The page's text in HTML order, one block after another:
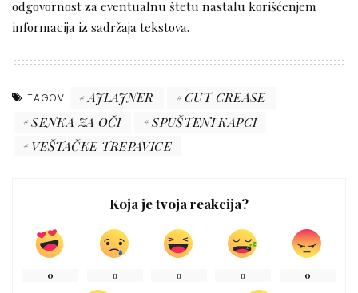
odgovornost za eventualnu štetu nastalu korišćenjem
informacija iz sadržaja tekstova.
TAGOVI AJLAJNER
CUT CREASE
SENKA ZA OČI
SPUŠTENI KAPCI
VEŠTAČKE TREPAVICE
Koja je tvoja reakcija?
0 0 0 0 0